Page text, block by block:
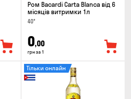
Ром Bacardi Carta Blanca від 6
місяців витримки 1л
40°
0,00
грн за 1
Тільки онлайн